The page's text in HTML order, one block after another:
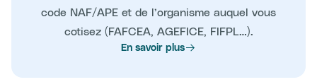
code NAF/APE et de l’organisme auquel vous
cotisez (FAFCEA, AGEFICE, FIFPL…).
En savoir plus